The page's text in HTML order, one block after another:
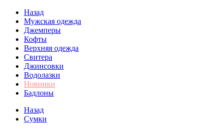
Назад
Мужская одежда
Джемперы
Кофты
Верхняя одежда
Свитера
Джинсовки
Водолазки
Новинки
Бадлоны
Назад
Сумки